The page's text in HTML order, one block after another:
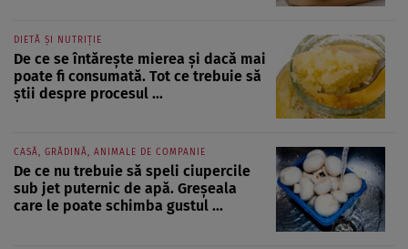
DIETĂ ȘI NUTRIȚIE
De ce se întărește mierea și dacă mai
poate fi consumată. Tot ce trebuie să
știi despre procesul ...
CASĂ, GRĂDINĂ, ANIMALE DE COMPANIE
De ce nu trebuie să speli ciupercile
sub jet puternic de apă. Greșeala
care le poate schimba gustul ...